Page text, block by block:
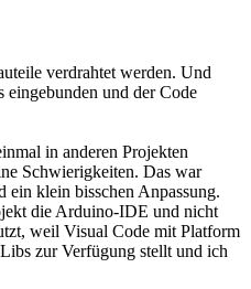
verdrahtet werden. Und
eingebunden und der Code
in anderen Projekten
Schwierigkeiten. Das war
ein klein bisschen Anpassung.
die Arduino-IDE und nicht
weil Visual Code mit Platform
zur Verfügung stellt und ich